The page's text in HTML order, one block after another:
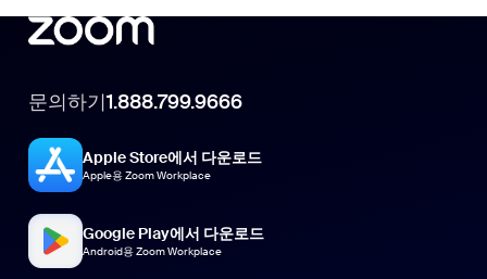
문의하기1.888.799.9666
Apple Store에서 다운로드
Apple용 Zoom Workplace
Google Play에서 다운로드
Android용 Zoom Workplace